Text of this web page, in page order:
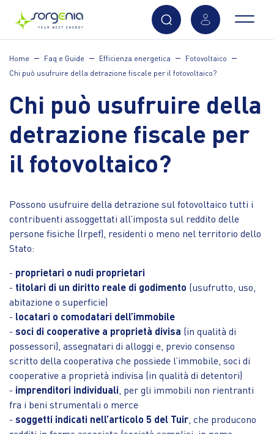
contenuto
Home Faq e Guide Efficienza energetica
Fotovoltaico
Chi può usufruire della detrazione fiscale per il fotovoltaico?
Chi può usufruire della
detrazione fiscale per
il fotovoltaico?
Possono usufruire della detrazione sul fotovoltaico tutti i
contribuenti assoggettati all’imposta sul reddito delle
persone fisiche (Irpef), residenti o meno nel territorio dello
Stato:
- proprietari o nudi proprietari
- titolari di un diritto reale di godimento (usufrutto, uso,
abitazione o superficie)
- locatari o comodatari dell’immobile
- soci di cooperative a proprietà divisa (in qualità di
possessori), assegnatari di alloggi e, previo consenso
scritto della cooperativa che possiede l’immobile, soci di
cooperative a proprietà indivisa (in qualità di detentori)
- imprenditori individuali , per gli immobili non rientranti
fra i beni strumentali o merce
- soggetti indicati nell’articolo 5 del Tuir , che producono